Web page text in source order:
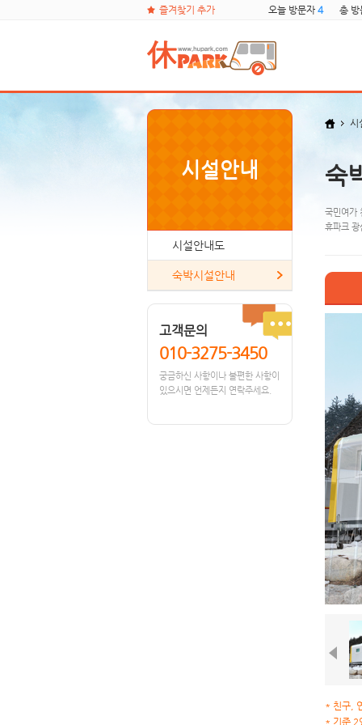
즐겨찾기 추가 오늘 방문자 4 총
시설안내
시설안내도
숙박시설안내
고객문의
010-3275-3450
궁금하신 사항이나 불편한 사항이
있으시면 언제든지 연락주세요.
시
숙
국민여가
휴파크 광
* 친구,
* 기준 2